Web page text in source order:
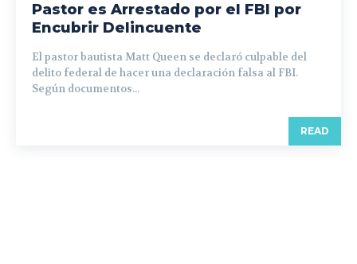
Pastor es Arrestado por el FBI por
Encubrir Delincuente
El pastor bautista Matt Queen se declaró culpable del
delito federal de hacer una declaración falsa al FBI.
Según documentos...
READ